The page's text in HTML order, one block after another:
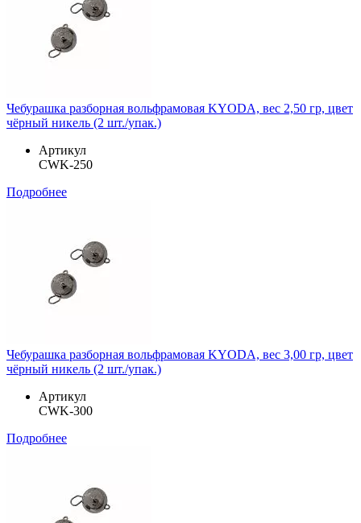
Чебурашка разборная вольфрамовая KYODA, вес 2,50 гр, цвет
чёрный никель (2 шт./упак.)
Артикул
CWK-250
Подробнее
Чебурашка разборная вольфрамовая KYODA, вес 3,00 гр, цвет
чёрный никель (2 шт./упак.)
Артикул
CWK-300
Подробнее